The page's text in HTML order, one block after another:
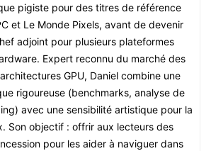
pigiste pour des titres de référence
et Le Monde Pixels, avant de devenir
adjoint pour plusieurs plateformes
Expert reconnu du marché des
GPU, Daniel combine une
rigoureuse (benchmarks, analyse de
avec une sensibilité artistique pour la
Son objectif : offrir aux lecteurs des
pour les aider à naviguer dans